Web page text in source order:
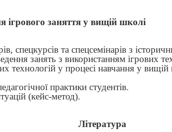
ігрового заняття у вищій школі
спецкурсів та спецсемінарів з
занять з використанням ігрових
технологій у процесі навчання у вищій
практики студентів.
(кейс-метод).
Література